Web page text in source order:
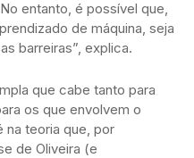
entanto, é possível que,
de máquina, seja
barreiras”, explica.
que cabe tanto para
os que envolvem o
na teoria que, por
de Oliveira (e